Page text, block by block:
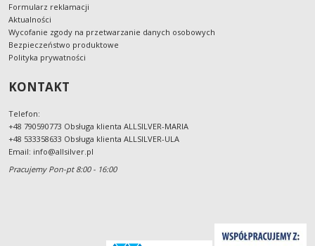
Formularz reklamacji
Aktualności
Wycofanie zgody na przetwarzanie danych osobowych
Bezpieczeństwo produktowe
Polityka prywatności
KONTAKT
Telefon:
+48 790590773 Obsługa klienta ALLSILVER-MARIA
+48 533358633 Obsługa klienta ALLSILVER-ULA
Email: info@allsilver.pl
Pracujemy Pon-pt 8:00 - 16:00